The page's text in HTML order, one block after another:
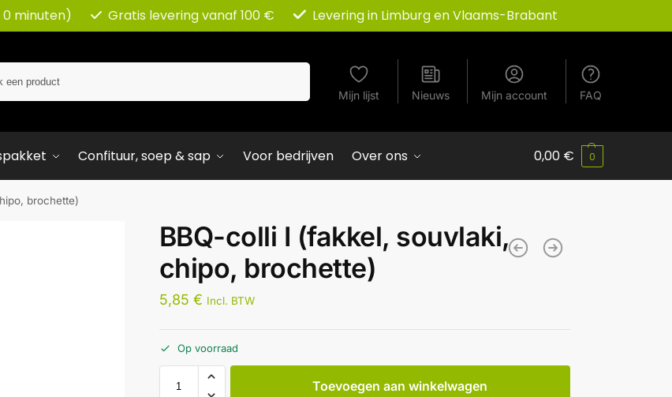
0 minuten) Gratis levering vanaf 100 € Levering in Limburg en Vlaams-Brabant
Mijn lijst Nieuws Mijn account FAQ
Confituur, soep & sap Voor bedrijven Over ons 0,00 € 0
brochette)
BBQ-colli I (fakkel, souvlaki,
chipo, brochette)
5,85 € Incl. BTW
Op voorraad
Toevoegen aan winkelwagen